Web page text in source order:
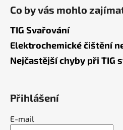
Co by vás mohlo
TIG Svařování
Elektrochemické čištění
Nejčastější chyby při TIG
Přihlášení
E-mail